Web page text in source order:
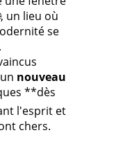
un lieu où
se
nouveau
**dès
l'esprit et
chers.